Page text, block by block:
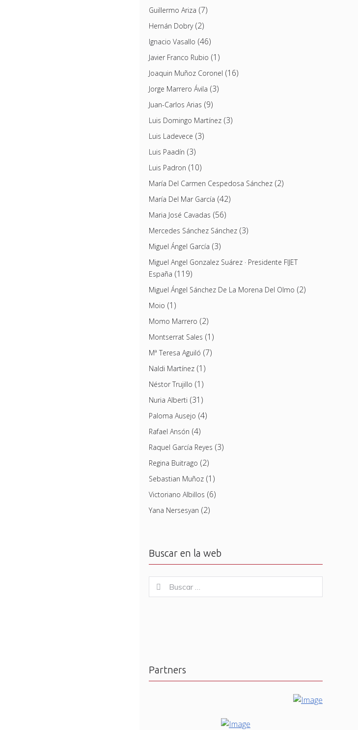
Guillermo Ariza (7)
Hernán Dobry(2)
Ignacio Vasallo (46)
Javier Franco Rubio (1)
Joaquin Muñoz Coronel (16)
Jorge Marrero Ávila (3)
Juan-Carlos Arias (9)
Luis Domingo Martínez(3)
Luis Ladevece (3)
Luis Paadín (3)
Luis Padron (10)
María Del Carmen Cespedosa Sánchez(2)
María Del Mar García (42)
Maria José Cavadas (56)
Mercedes Sánchez Sánchez(3)
Miguel Ángel García (3)
Miguel Angel Gonzalez Suárez · Presidente FIJET
España (119)
Miguel Ángel Sánchez De La Morena Del Olmo (2)
Moio (1)
Momo Marrero (2)
Montserrat Sales (1)
Mª Teresa Aguiló (7)
Naldi Martínez(1)
Néstor Trujillo (1)
Nuria Alberti (31)
Paloma Ausejo (4)
Rafael Ansón (4)
Raquel García Reyes (3)
Regina Buitrago (2)
Sebastian Muñoz(1)
Victoriano Albillos (6)
Yana Nersesyan (2)
Buscar en la web
for:
Buscar
Partners